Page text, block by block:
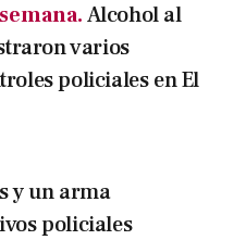
Alcohol al
varios
policiales en El
y un arma
policiales